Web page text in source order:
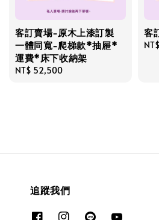
客訂賣場-原木上漆訂製
一體同寬-爬梯款*抽屜*
運費*床下收納架
Regular
NT$ 52,500
客
追蹤我們